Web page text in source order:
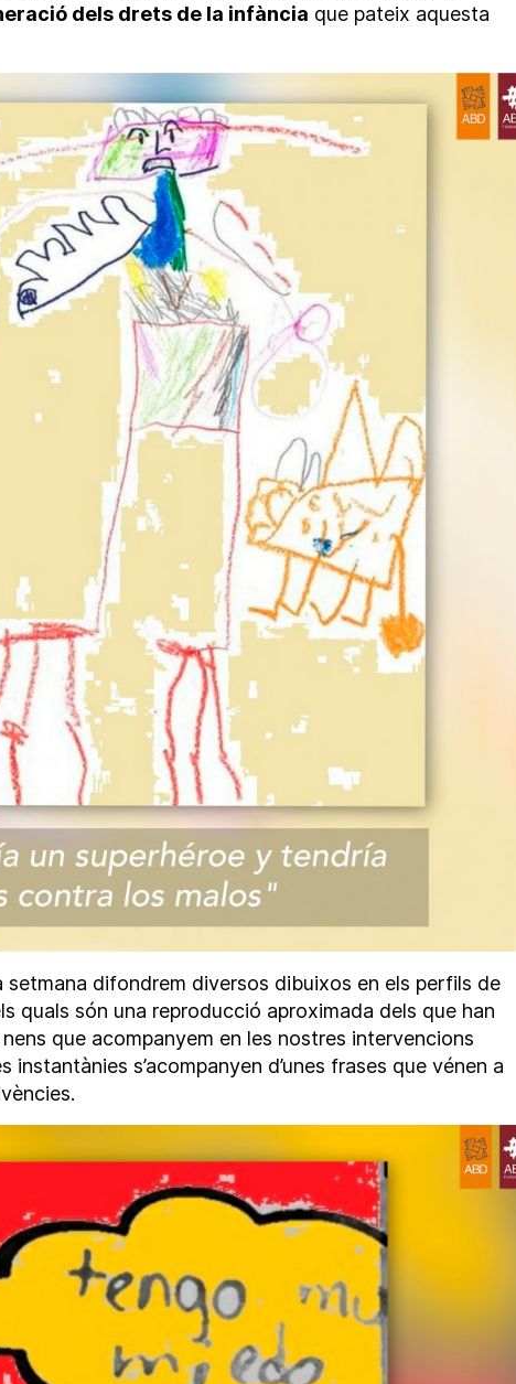
dels drets de la infància que pateix aquesta
setmana difondrem diversos dibuixos en els perfils de
quals són una reproducció aproximada dels que han
que acompanyem en les nostres intervencions
instantànies s’acompanyen d’unes frases que vénen a